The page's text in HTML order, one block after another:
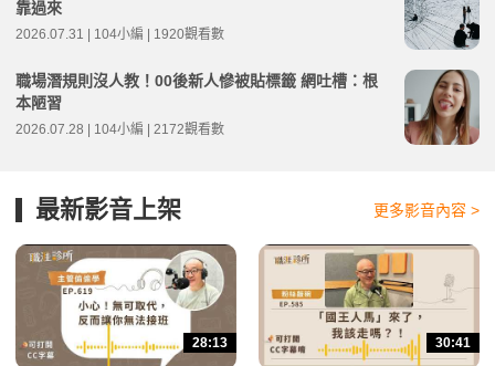
靠過來
2026.07.31 | 104小編 | 1920觀看數
職場潛規則沒人教！00後新人慘被貼標籤 網吐槽：根
本陋習
2026.07.28 | 104小編 | 2172觀看數
最新影音上架 更多影音內容 >
28:13 30:41